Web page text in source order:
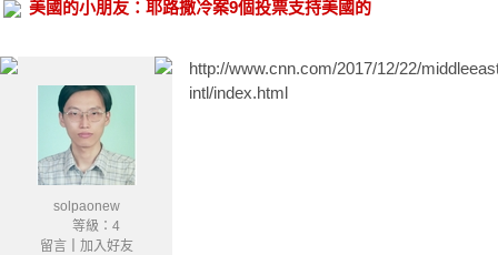
美國的小朋友：耶路撒冷案9個投票支持美國的
solpaonew
等級：4
留言｜ 加入好友
http://www.cnn.com/2017/12/22/
intl/index.html